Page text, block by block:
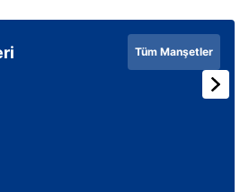
Tüm Manşetler